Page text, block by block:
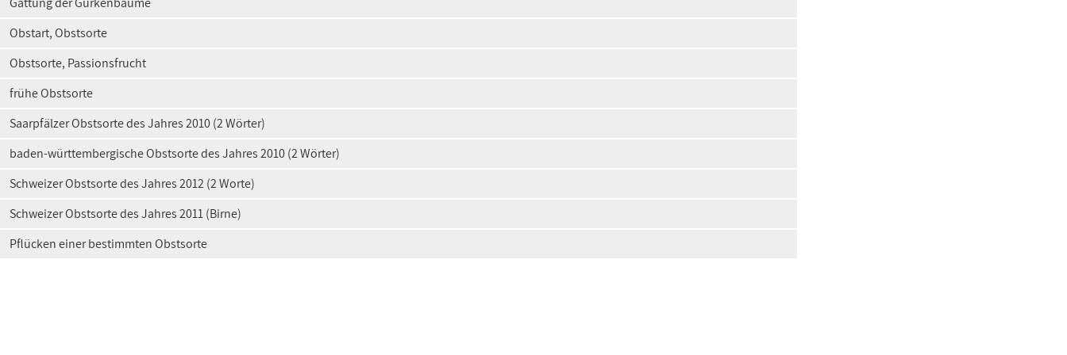
Obstart, Obstsorte
Obstsorte, Passionsfrucht
frühe Obstsorte
Saarpfälzer Obstsorte des Jahres 2010 (2 Wörter)
baden-württembergische Obstsorte des Jahres 2010 (2 Wörter)
Schweizer Obstsorte des Jahres 2012 (2 Worte)
Schweizer Obstsorte des Jahres 2011 (Birne)
Pflücken einer bestimmten Obstsorte